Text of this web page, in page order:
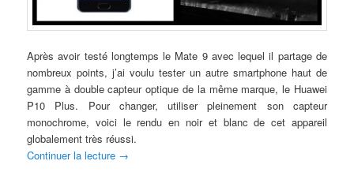
Après avoir testé longtemps le Mate 9 avec lequel il partage de
nombreux points, j’ai voulu tester un autre smartphone haut de
gamme à double capteur optique de la même marque, le Huawei
P10 Plus. Pour changer, utiliser pleinement son capteur
monochrome, voici le rendu en noir et blanc de cet appareil
globalement très réussi.
Continuer la lecture →